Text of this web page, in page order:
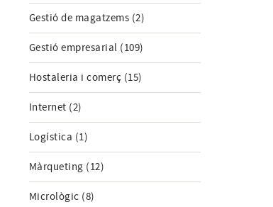
Gestió de magatzems (2)
Gestió empresarial (109)
Hostaleria i comerç (15)
Internet (2)
Logística (1)
Màrqueting (12)
Micrològic (8)